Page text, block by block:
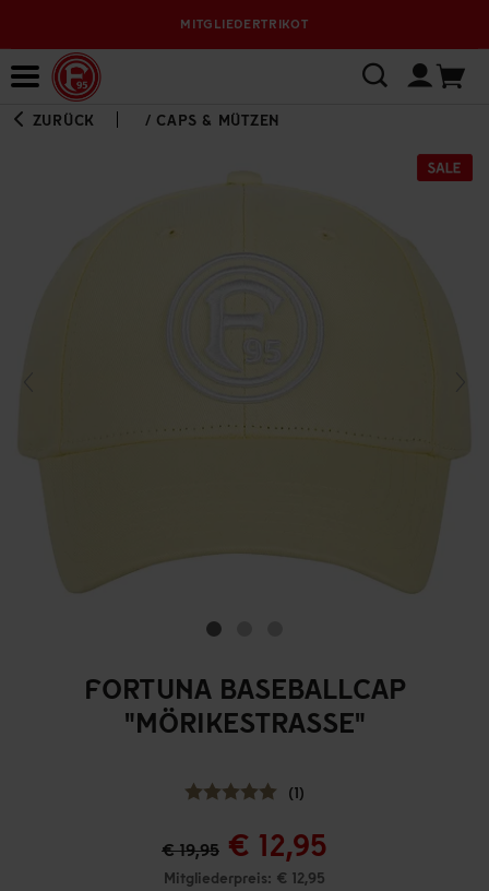
MITGLIEDERTRIKOT
ZURÜCK / CAPS & MÜTZEN
FORTUNA BASEBALLCAP
"MÖRIKESTRASSE"
(1)
€ 19,95 € 12,95
Mitgliederpreis: € 12,95